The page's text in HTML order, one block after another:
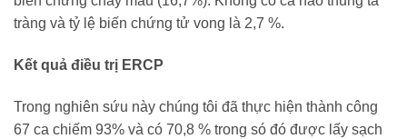
tràng và tỷ lệ biến chứng tử vong là 2,7 %.
Kết quả điều trị ERCP
Trong nghiên sứu này chúng tôi đã thực hiện thành công
67 ca chiếm 93% và có 70,8 % trong só đó được lấy sạch